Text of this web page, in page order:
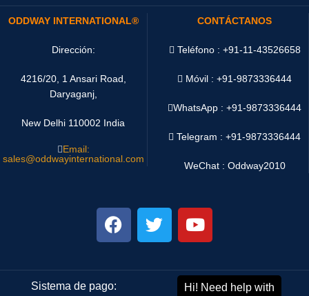
ODDWAY INTERNATIONAL®
Dirección:
4216/20, 1 Ansari Road,
Daryaganj,
New Delhi 110002 India
Email:
sales@oddwayinternational.com
CONTÁCTANOS
Teléfono : +91-11-43526658
Móvil : +91-9873336444
WhatsApp :+91-9873336444
Telegram : +91-9873336444
WeChat : Oddway2010
Sistema de pago: Sistema de envío: